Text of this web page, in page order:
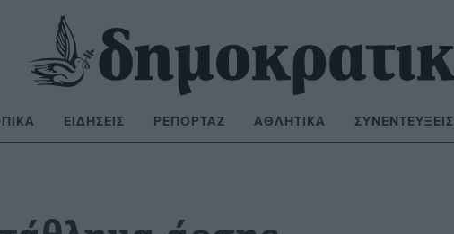
ΕΙΔΉΣΕΙΣ ΡΕΠΟΡΤΆΖ ΑΘΛΗΤΙΚΆ ΣΥΝΕΝΤΕΎΞΕΙΣ